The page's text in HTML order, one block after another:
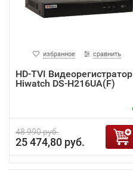
избранное сравнить
HD-TVI Видеорегистратор
Hiwatch DS-H216UA(F)
48 990 руб.
25 474,80 руб.